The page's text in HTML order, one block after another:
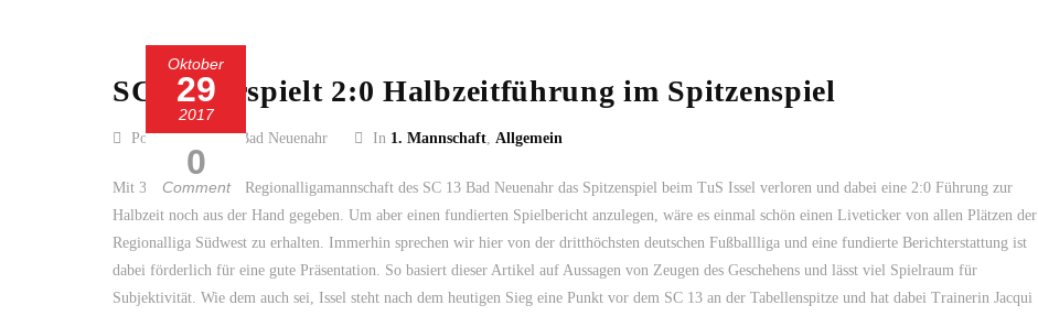
Oktober
29
2017
0
Comment
SC 13 verspielt 2:0 Halbzeitführung im Spitzenspiel
Posted by SC 13 Bad Neuenahr In 1. Mannschaft, Allgemein
Mit 3:4 (2:0) hat die Regionalligamannschaft des SC 13 Bad Neuenahr das Spitzenspiel beim TuS Issel verloren und dabei eine 2:0 Führung zur
Halbzeit noch aus der Hand gegeben. Um aber einen fundierten Spielbericht anzulegen, wäre es einmal schön einen Liveticker von allen Plätzen der
Regionalliga Südwest zu erhalten. Immerhin sprechen wir hier von der dritthöchsten deutschen Fußballliga und eine fundierte Berichterstattung ist
dabei förderlich für eine gute Präsentation. So basiert dieser Artikel auf Aussagen von Zeugen des Geschehens und lässt viel Spielraum für
Subjektivität. Wie dem auch sei, Issel steht nach dem heutigen Sieg eine Punkt vor dem SC 13 an der Tabellenspitze und hat dabei Trainerin Jacqui